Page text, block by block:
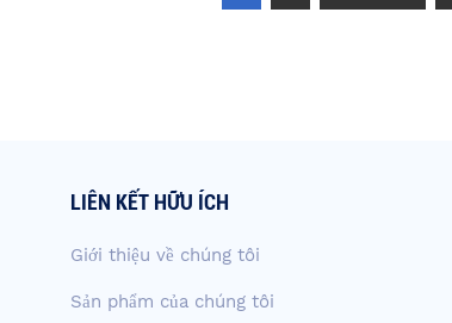
LIÊN KẾT HỮU ÍCH
Giới thiệu về chúng tôi
Sản phẩm của chúng tôi